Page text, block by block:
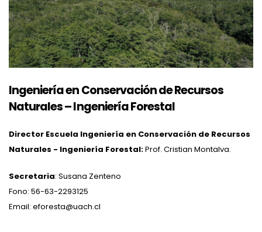
Ingeniería en Conservación de Recursos
Naturales – Ingeniería Forestal
Director Escuela Ingeniería en Conservación de Recursos
Naturales - Ingeniería Forestal:Prof. Cristian Montalva.
Secretaria: Susana Zenteno
Fono: 56-63-2293125
Email: eforesta@uach.cl